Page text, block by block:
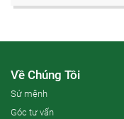
Về Chúng Tôi
Sứ mệnh
Góc tư vấn